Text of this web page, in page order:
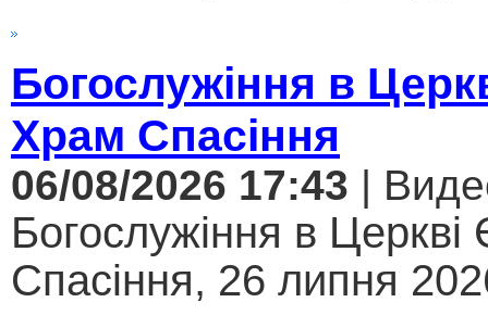
Богослужіння в
Храм Спасіння
06/08/2026 17:43 |
Богослужіння в
Спасіння, 26 липня